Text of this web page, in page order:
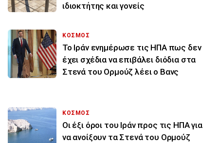
ιδιοκτήτης και γονείς
ΚΟΣΜΟΣ
To Ιράν ενημέρωσε τις ΗΠΑ πως δεν
έχει σχέδια να επιβάλει διόδια στα
Στενά του Ορμούζ λέει ο Βανς
ΚΟΣΜΟΣ
Οι έξι όροι του Ιράν προς τις ΗΠΑ για
να ανοίξουν τα Στενά του Ορμούζ